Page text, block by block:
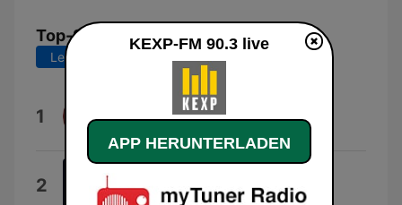
Top-Songs
Letzte 7 Tage
1 Freakshow (Edit)
2 Man/Woman/Chainsaw
KEXP-FM 90.3 live
APP HERUNTERLADEN